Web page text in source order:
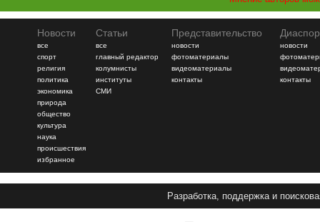
Новости
все
спорт
религия
политика
экономика
природа
общество
культура
наука
происшествия
избранное
Статьи
все
главный редактор
колумнисты
институты
СМИ
Представительство
новости
фотоматериалы
видеоматериалы
контакты
новости
контакты
Разработка, поддержка и